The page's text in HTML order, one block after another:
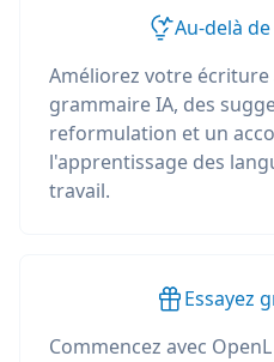
Au-delà
Améliorez votre écriture
grammaire IA, des
reformulation et un
l'apprentissage des
travail.
Essayez
Commencez avec